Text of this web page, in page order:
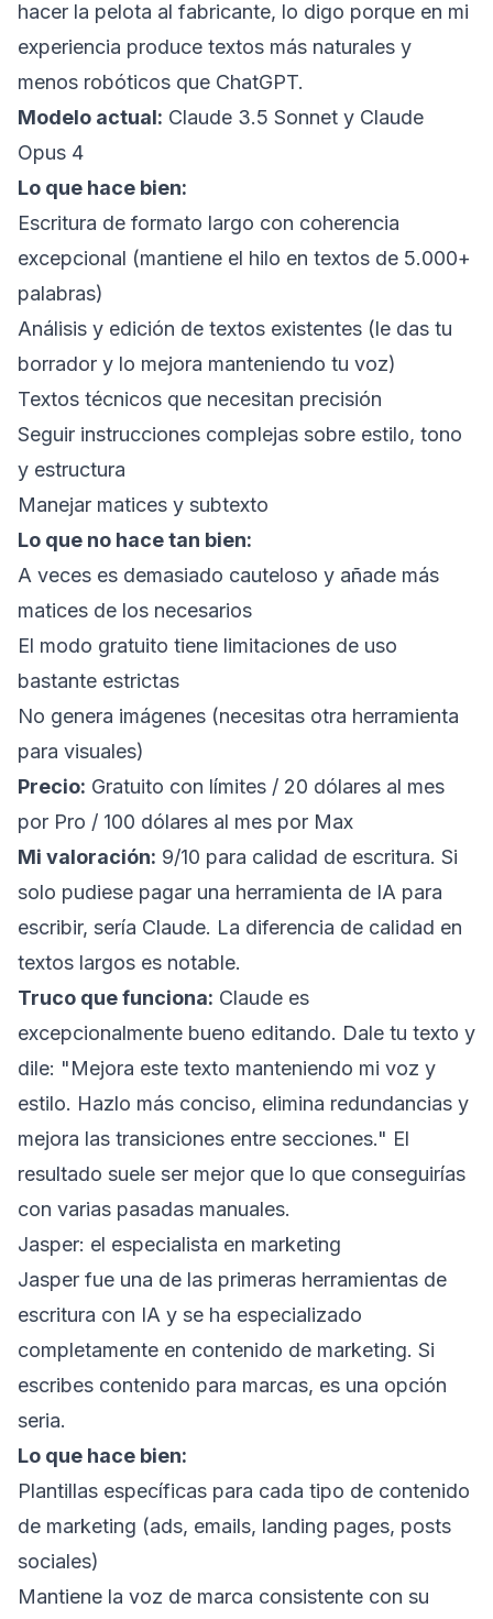
hacer la pelota al fabricante, lo digo porque en mi
experiencia produce textos más naturales y
menos robóticos que ChatGPT.
Modelo actual: Claude 3.5 Sonnet y Claude
Opus 4
Lo que hace bien:
Escritura de formato largo con coherencia
excepcional (mantiene el hilo en textos de 5.000+
palabras)
Análisis y edición de textos existentes (le das tu
borrador y lo mejora manteniendo tu voz)
Textos técnicos que necesitan precisión
Seguir instrucciones complejas sobre estilo, tono
y estructura
Manejar matices y subtexto
Lo que no hace tan bien:
A veces es demasiado cauteloso y añade más
matices de los necesarios
El modo gratuito tiene limitaciones de uso
bastante estrictas
No genera imágenes (necesitas otra herramienta
para visuales)
Precio: Gratuito con límites / 20 dólares al mes
por Pro / 100 dólares al mes por Max
Mi valoración: 9/10 para calidad de escritura. Si
solo pudiese pagar una herramienta de IA para
escribir, sería Claude. La diferencia de calidad en
textos largos es notable.
Truco que funciona: Claude es
excepcionalmente bueno editando. Dale tu texto y
dile: "Mejora este texto manteniendo mi voz y
estilo. Hazlo más conciso, elimina redundancias y
mejora las transiciones entre secciones." El
resultado suele ser mejor que lo que conseguirías
con varias pasadas manuales.
Jasper: el especialista en marketing
Jasper fue una de las primeras herramientas de
escritura con IA y se ha especializado
completamente en contenido de marketing. Si
escribes contenido para marcas, es una opción
seria.
Lo que hace bien:
Plantillas específicas para cada tipo de contenido
de marketing (ads, emails, landing pages, posts
sociales)
Mantiene la voz de marca consistente con su